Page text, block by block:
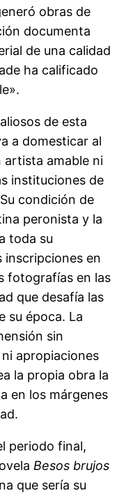
obras de
documenta
de una calidad
ha calificado
de esta
a domesticar al
artista amable ni
instituciones de
condición de
peronista y la
toda su
inscripciones en
fotografías en las
que desafía las
su época. La
sin
apropiaciones
la propia obra la
en los márgenes
periodo final,
Besos brujos
que sería su